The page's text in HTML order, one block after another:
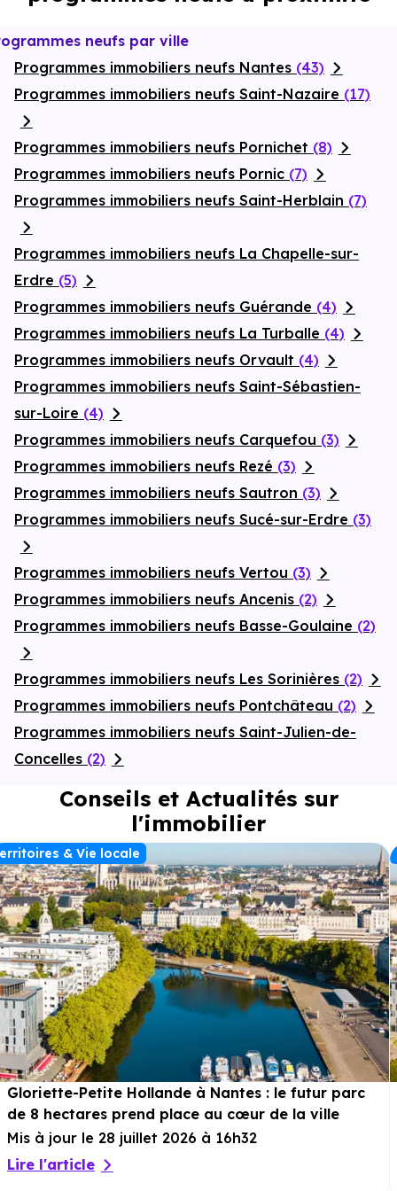
apportant confort d’usage et tranquillité d’esprit pour le
quotidien et le stationnement de votre véhicule.
neufs par ville
Programmes immobiliers neufs Nantes (43)
Programmes immobiliers neufs Saint-Nazaire (17)
Programmes immobiliers neufs Pornichet (8)
Programmes immobiliers neufs Pornic (7)
Programmes immobiliers neufs Saint-Herblain (7)
Programmes immobiliers neufs La Chapelle-sur-
Erdre (5)
Programmes immobiliers neufs Guérande (4)
Programmes immobiliers neufs La Turballe (4)
Programmes immobiliers neufs Orvault (4)
Programmes immobiliers neufs Saint-Sébastien-
sur-Loire (4)
Programmes immobiliers neufs Carquefou (3)
Programmes immobiliers neufs Rezé (3)
Programmes immobiliers neufs Sautron (3)
Programmes immobiliers neufs Sucé-sur-Erdre (3)
Programmes immobiliers neufs Vertou (3)
Programmes immobiliers neufs Ancenis (2)
Programmes immobiliers neufs Basse-Goulaine (2)
Programmes immobiliers neufs Les Sorinières (2)
Programmes immobiliers neufs Pontchâteau (2)
Programmes immobiliers neufs Saint-Julien-de-
Concelles (2)
Conseils et Actualités sur
l'immobilier
& Vie locale
Gloriette-Petite Hollande à Nantes : le futur parc
de 8 hectares prend place au cœur de la ville
Mis à jour le 28 juillet 2026 à 16h32
Lire l'article